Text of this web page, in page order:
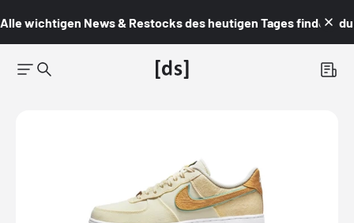
Alle wichtigen News & Restocks des heutigen Tages findest du